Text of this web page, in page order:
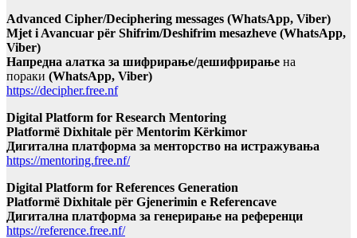
Advanced Cipher/Deciphering messages (WhatsApp, Viber)
Mjet i Avancuar për Shifrim/Deshifrim mesazheve (WhatsApp,
Viber)
Напредна алатка за шифрирање/дешифрирање на
пораки (WhatsApp, Viber)
https://decipher.free.nf
Digital Platform for Research Mentoring
Platformë Dixhitale për Mentorim Kërkimor
Дигитална платформа за менторство на истражувања
https://mentoring.free.nf/
Digital Platform for References Generation
Platformë Dixhitale për Gjenerimin e Referencave
Дигитална платформа за генерирање на референци
https://reference.free.nf/